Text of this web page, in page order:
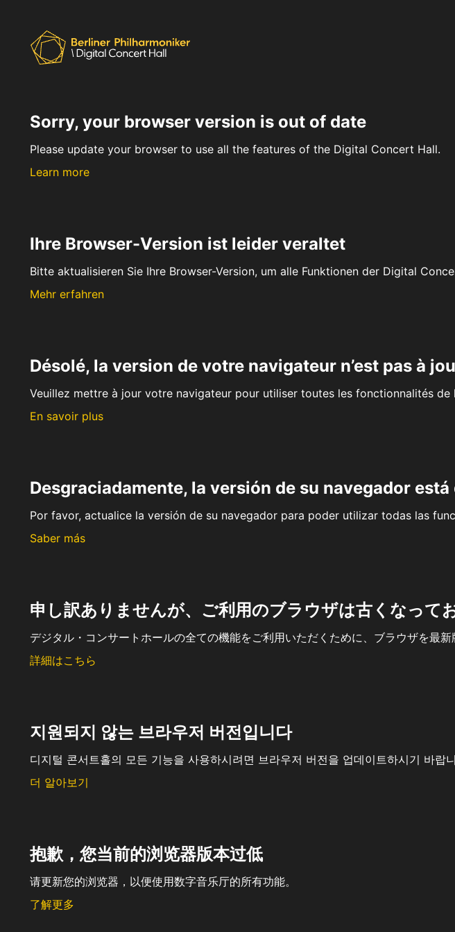
Sorry, your browser version is out of date
Please update your browser to use all the features of the Digital Concert Hall.
Learn more
Ihre Browser-Version ist leider veraltet
Bitte aktualisieren Sie Ihre Browser-Version, um alle Funktionen der Digital
Mehr erfahren
Désolé, la version de votre navigateur n’est pas à
Veuillez mettre à jour votre navigateur pour utiliser toutes les fonctionnalités de
En savoir plus
Desgraciadamente, la versión de su navegador está
Por favor, actualice la versión de su navegador para poder utilizar todas las
Saber más
申し訳ありませんが、ご利用のブラウザは古くなって
デジタル・コンサートホールの全ての機能をご利用いただくために、ブラウザを最新
詳細はこちら
지원되지 않는 브라우저 버전입니다
디지털 콘서트홀의 모든 기능을 사용하시려면 브라우저 버전을 업데이트하시기 바랍
더 알아보기
抱歉，您当前的浏览器版本过低
请更新您的浏览器，以便使用数字音乐厅的所有功能。
了解更多